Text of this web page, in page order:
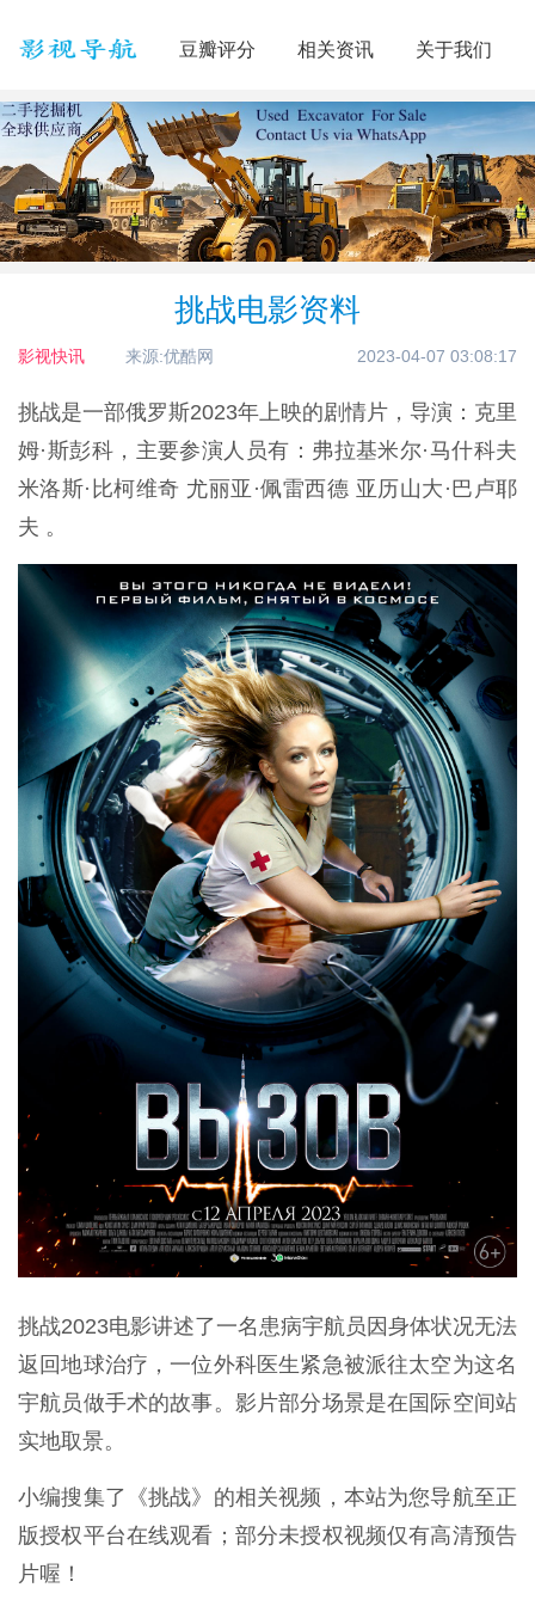
豆瓣评分 相关资讯 关于我们
挑战电影资料
影视快讯 来源:优酷网 2023-04-07 03:08:17
挑战是一部俄罗斯2023年上映的剧情片，导演：克里
姆·斯彭科，主要参演人员有：弗拉基米尔·马什科夫
米洛斯·比柯维奇 尤丽亚·佩雷西德 亚历山大·巴卢耶
夫 。
挑战2023电影讲述了一名患病宇航员因身体状况无法
返回地球治疗，一位外科医生紧急被派往太空为这名
宇航员做手术的故事。影片部分场景是在国际空间站
实地取景。
小编搜集了《挑战》的相关视频，本站为您导航至正
版授权平台在线观看；部分未授权视频仅有高清预告
片喔！